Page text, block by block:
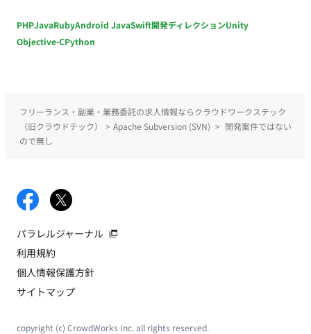
PHPJavaRubyAndroid JavaSwift開発ディレクションUnity
Objective-CPython
フリーランス・副業・業務委託の求人情報ならクラウドワークステック
（旧クラウドテック）
> Apache Subversion (SVN) > 開発案件ではない
ので無し
パラレルジャーナル
利用規約
個人情報保護方針
サイトマップ
copyright (c) CrowdWorks Inc. all rights reserved.